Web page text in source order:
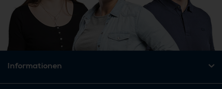
Informationen